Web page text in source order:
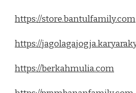
https://store.bantulfamily.com
https://
https://berkahmulia.com